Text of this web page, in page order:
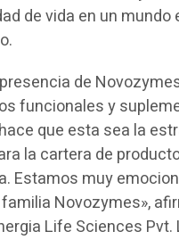
de vida en un mundo
de
funcionales y
que esta sea la
la cartera de
Estamos muy
Novozymes»,
Life Sciences